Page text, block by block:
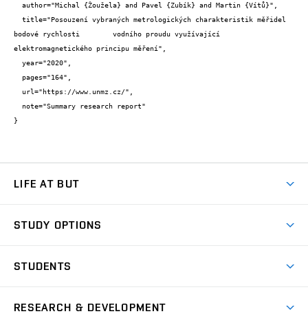
bodové rychlosti        vodního proudu využívající
elektromagnetického principu měření",
}
LIFE AT BUT
Dormitories
Sport
STUDY OPTIONS
Degree studies in English
STUDENTS
RESEARCH & DEVELOPMENT